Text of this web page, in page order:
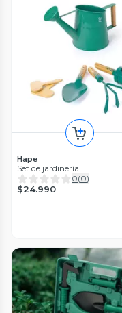
Hape
Set de jardinería
0(0)
$24.990